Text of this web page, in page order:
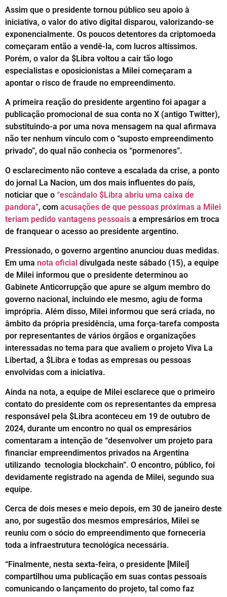
Assim que o presidente tornou público seu apoio à
iniciativa, o valor do ativo digital disparou, valorizando-se
exponencialmente. Os poucos detentores da criptomoeda
começaram então a vendê-la, com lucros altíssimos.
Porém, o valor da $Libra voltou a cair tão logo
especialistas e oposicionistas a Milei começaram a
apontar o risco de fraude no empreendimento.
A primeira reação do presidente argentino foi apagar a
publicação promocional de sua conta no X (antigo Twitter),
substituindo-a por uma nova mensagem na qual afirmava
não ter nenhum vínculo com o “suposto empreendimento
privado”, do qual não conhecia os “pormenores”.
O esclarecimento não conteve a escalada da crise, a ponto
do jornal La Nacion, um dos mais influentes do país,
noticiar que o “escândalo $Libra abriu uma caixa de
pandora”, com acusações de que pessoas próximas a Milei
teriam pedido vantagens pessoais a empresários em troca
de franquear o acesso ao presidente argentino.
Pressionado, o governo argentino anunciou duas medidas.
Em uma nota oficial divulgada neste sábado (15), a equipe
de Milei informou que o presidente determinou ao
Gabinete Anticorrupção que apure se algum membro do
governo nacional, incluindo ele mesmo, agiu de forma
imprópria. Além disso, Milei informou que será criada, no
âmbito da própria presidência, uma força-tarefa composta
por representantes de vários órgãos e organizações
interessadas no tema para que avaliem o projeto Viva La
Libertad, a $Libra e todas as empresas ou pessoas
envolvidas com a iniciativa.
Ainda na nota, a equipe de Milei esclarece que o primeiro
contato do presidente com os representantes da empresa
responsável pela $Libra aconteceu em 19 de outubro de
2024, durante um encontro no qual os empresários
comentaram a intenção de “desenvolver um projeto para
financiar empreendimentos privados na Argentina
utilizando tecnologia blockchain”. O encontro, público, foi
devidamente registrado na agenda de Milei, segundo sua
equipe.
Cerca de dois meses e meio depois, em 30 de janeiro deste
ano, por sugestão dos mesmos empresários, Milei se
reuniu com o sócio do empreendimento que forneceria
toda a infraestrutura tecnológica necessária.
“Finalmente, nesta sexta-feira, o presidente [Milei]
compartilhou uma publicação em suas contas pessoais
comunicando o lançamento do projeto, tal como faz